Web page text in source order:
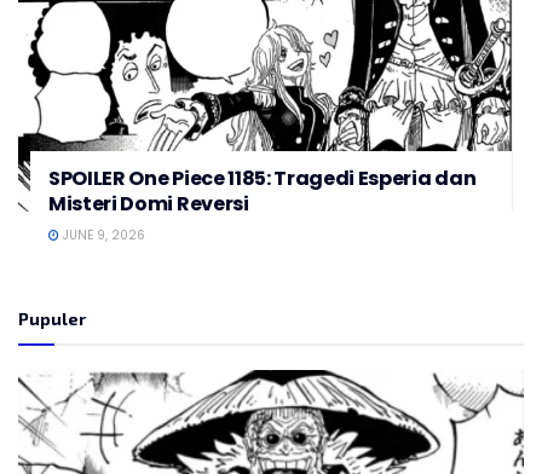
SPOILER One Piece 1185: Tragedi Esperia dan
Misteri Domi Reversi
JUNE 9, 2026
Pupuler